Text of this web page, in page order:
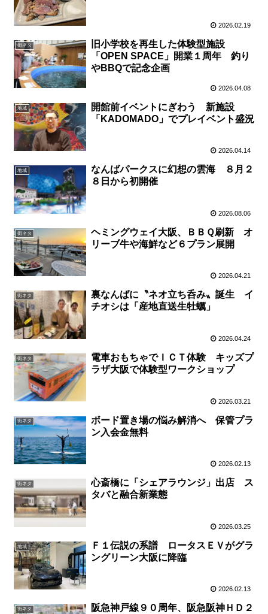
2026.02.19
街ネタ
旧小学校を再生した体験型施設
「OPEN SPACE」開業１周年 釣り
やBBQで記念企画
2026.04.08
地域
開館前イベントにぎわう 新施設
「KADOMADO」でプレイベント盛況
2026.04.14
地域
なんばパークスに幻想の雲海 ８月２
８日から初開催
2026.08.06
街ネタ
ヘミングウェイ大阪、ＢＢＱ刷新 オ
リーブ牛や海鮮など６プラン展開
2026.04.21
街ネタ
裏なんばに〝ネオ立ち呑み〟誕生 イ
チオシは「産地直送生牡蠣」
2026.04.24
街ネタ
電車おもちゃでＩＣＴ体験 キッズプ
ラザ大阪で体験型ワークショップ
2026.03.21
街ネタ
ボード置き場の悩み解消へ 保管プラ
ン入会金無料
2026.02.13
街ネタ
心斎橋に「シェアラウンジ」出店 ス
タバと融合新業態
2026.03.25
地域
Ｆ１伝説の系譜 ロータスＥＶがグラ
ングリーン大阪に降臨
2026.02.13
街ネタ
阪急神戸線９０周年、阪急阪神ＨＤ２